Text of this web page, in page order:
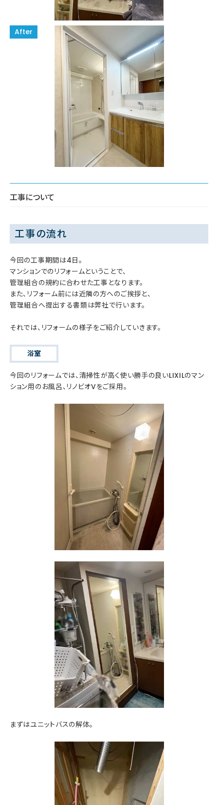
工事について
工事の流れ
今回の工事期間は4日。
マンションでのリフォームということで、
管理組合の規約に合わせた工事となります。
また、リフォーム前には近隣の方へのご挨拶と、
管理組合へ提出する書類は弊社で行います。
それでは、リフォームの様子をご紹介していきます。
浴室
今回のリフォームでは、清掃性が高く使い勝手の良いLIXILのマン
ション用のお風呂、リノビオVをご採用。
まずはユニットバスの解体。